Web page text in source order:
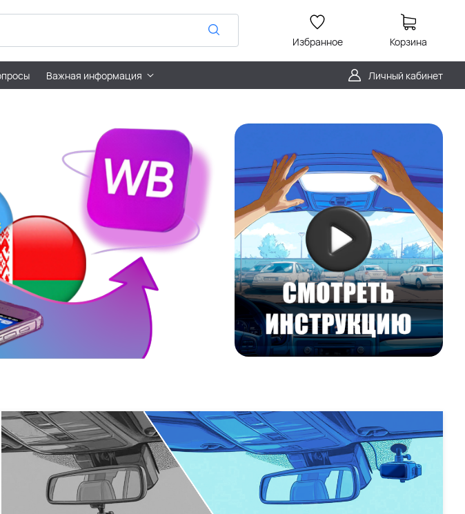
Избранное Корзина
Важная информация Личный кабинет